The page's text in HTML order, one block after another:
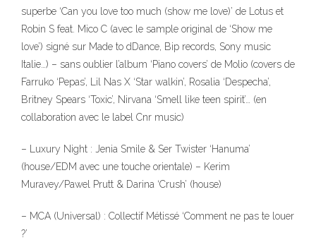
superbe ‘Can you love too much (show me love)’ de Lotus et
Robin S feat. Mico C (avec le sample original de ‘Show me
love’) signé sur Made to dDance, Bip records, Sony music
Italie…) – sans oublier l’album ‘Piano covers’ de Molio (covers de
Farruko ‘Pepas’, Lil Nas X ‘Star walkin’, Rosalia ‘Despecha’,
Britney Spears ‘Toxic’, Nirvana ‘Smell like teen spirit’… (en
collaboration avec le label Cnr music)
– Luxury Night : Jenia Smile & Ser Twister ‘Hanuma’
(house/EDM avec une touche orientale) – Kerim
Muravey/Pawel Prutt & Darina ‘Crush’ (house)
– MCA (Universal) : Collectif Métissé ‘Comment ne pas te louer
?’